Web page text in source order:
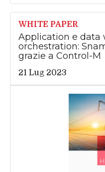
WHITE PAPER
Application e data
orchestration:
grazie a Control-M
21 Lug 2023